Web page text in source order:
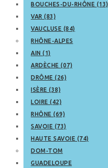
BOUCHES-DU-RHÔNE (13)
VAR (83)
VAUCLUSE (84)
RHÔNE-ALPES
AIN (1)
ARDÈCHE (07)
DRÔME (26)
ISÈRE (38)
LOIRE (42)
RHÔNE (69)
SAVOIE (73)
HAUTE SAVOIE (74)
DOM-TOM
GUADELOUPE